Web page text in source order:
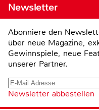
Newsletter
Abonniere den
über neue Magazine,
Gewinnspiele, neue
unserer Partner.
Newsletter abbestellen